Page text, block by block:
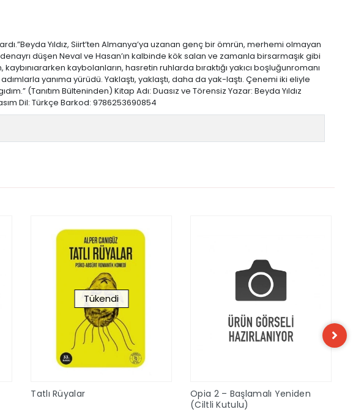
Yıldız, Siirt’ten Almanya’ya uzanan genç bir ömrün, merhemi olmayan
düşen Neval ve Hasan’ın kalbinde kök salan ve zamanla birsarmaşık gibi
kaybolanların, hasretin ruhlarda bıraktığı yakıcı boşluğunromanı
yanıma yürüdü. Yaklaştı, yaklaştı, daha da yak-laştı. Çenemi iki eliyle
(Tanıtım Bülteninden) Kitap Adı: Duasız ve Törensiz Yazar: Beyda Yıldız
Dil: Türkçe Barkod: 9786253690854
Tükendi
Tatlı Rüyalar
Opia 2 – Başlamalı Yeniden
(Ciltli Kutulu)